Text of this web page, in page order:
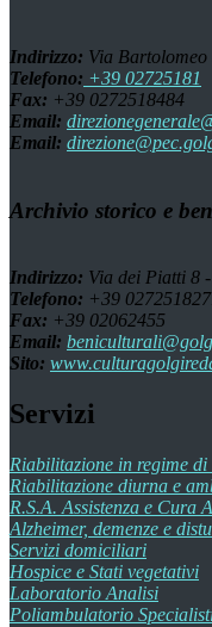
Indirizzo: Via
Telefono: +39 02725181
Fax: +39 0272518484
Email:
Email:
Archivio storico e
Indirizzo: Via dei Piatti 8
Telefono: +39
Fax: +39 02062455
Email:
Sito:
Servizi
Riabilitazione in regime
Riabilitazione diurna e
R.S.A. Assistenza e Cura
Alzheimer, demenze e
Servizi domiciliari
Hospice e Stati vegetativi
Laboratorio Analisi
Poliambulatorio